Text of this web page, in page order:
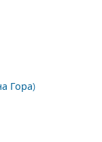
Гора)